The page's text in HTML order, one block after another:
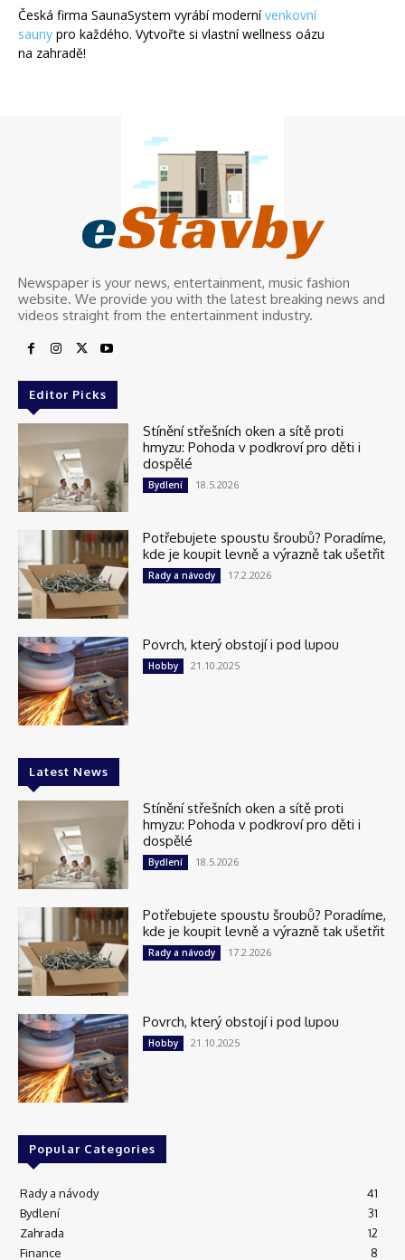
Česká firma SaunaSystem vyrábí modernívenkovní
sauny pro každého. Vytvořte si vlastní wellness oázu
na zahradě!
eStavby
Newspaper is your news, entertainment, music fashion
website. We provide you with the latest breaking news and
videos straight from the entertainment industry.
Editor Picks
Stínění střešních oken a sítě proti
hmyzu: Pohoda v podkroví pro děti i
dospělé
Bydlení 18.5.2026
Potřebujete spoustu šroubů? Poradíme,
kde je koupit levně a výrazně tak ušetřit
Rady a návody 17.2.2026
Povrch, který obstojí i pod lupou
Hobby 21.10.2025
Latest News
Stínění střešních oken a sítě proti
hmyzu: Pohoda v podkroví pro děti i
dospělé
Bydlení 18.5.2026
Potřebujete spoustu šroubů? Poradíme,
kde je koupit levně a výrazně tak ušetřit
Rady a návody 17.2.2026
Povrch, který obstojí i pod lupou
Hobby 21.10.2025
Popular Categories
Rady a návody
41
Bydlení
31
Zahrada
12
Finance
8